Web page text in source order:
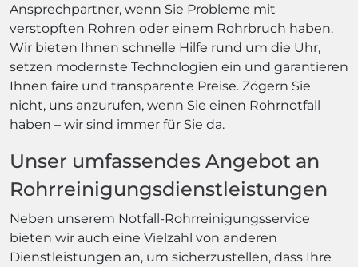
Ansprechpartner, wenn Sie Probleme mit
verstopften Rohren oder einem Rohrbruch haben.
Wir bieten Ihnen schnelle Hilfe rund um die Uhr,
setzen modernste Technologien ein und garantieren
Ihnen faire und transparente Preise. Zögern Sie
nicht, uns anzurufen, wenn Sie einen Rohrnotfall
haben – wir sind immer für Sie da.
Unser umfassendes Angebot an
Rohrreinigungsdienstleistungen
Neben unserem Notfall-Rohrreinigungsservice
bieten wir auch eine Vielzahl von anderen
Dienstleistungen an, um sicherzustellen, dass Ihre